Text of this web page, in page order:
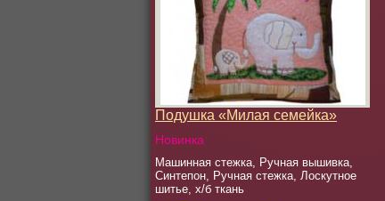
Подушка «Милая семейка»
Новинка
Машинная стежка, Ручная вышивка,
Синтепон, Ручная стежка, Лоскутное
шитье, х/б ткань